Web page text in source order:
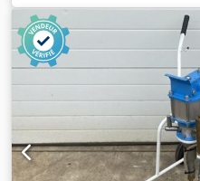
de la machine : environ 100
730 x 760 x 1200 mm
à faible niveau sonore -